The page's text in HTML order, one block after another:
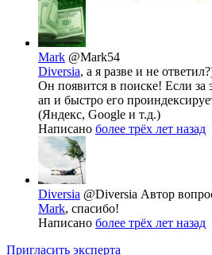
Mark @Mark54
Diversia, а я разве и не
Он появится в поиске! Если за
ап и быстро его
(Яндекс, Google и т.д.)
Написано более трёх лет назад
Diversia @Diversia Автор
Mark, спасибо!
Написано более трёх лет назад
Пригласить эксперта